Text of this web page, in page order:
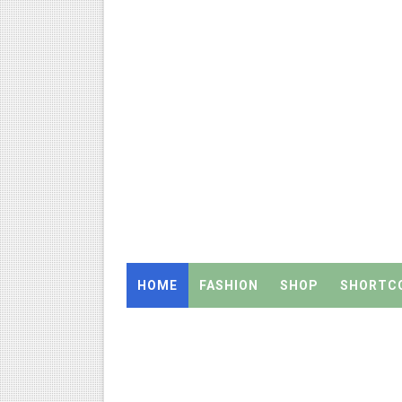
Census 2027:
TET வழக்கு: மதுரை
அரசு ஊழியர்கள் கவனத்திற்கு:
UGTRB English Unit 4
HOME FASHION SHOP